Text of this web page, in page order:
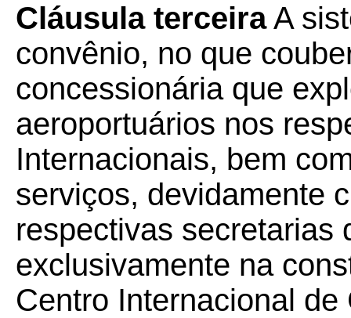
Cláusula terceiraA
convênio, no que
concessionária que
aeroportuários nos
Internacionais, bem
serviços, devidamente
respectivas secretarias
exclusivamente na
Centro Internacional